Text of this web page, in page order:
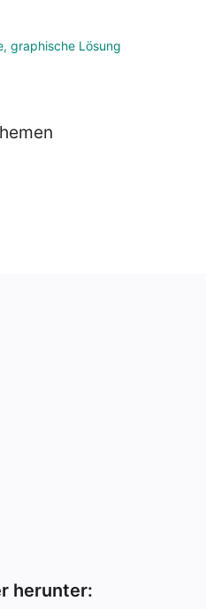
graphische Lösung
herunter: